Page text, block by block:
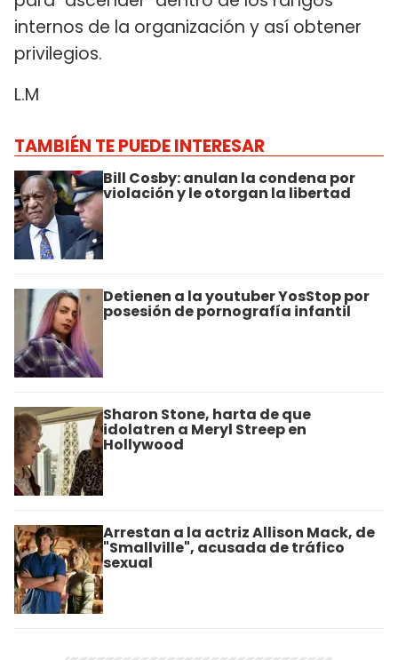
internos de la organización y así obtener
privilegios.
L.M
TAMBIÉN TE PUEDE INTERESAR
Bill Cosby: anulan la condena por
violación y le otorgan la libertad
Detienen a la youtuber YosStop por
posesión de pornografía infantil
Sharon Stone, harta de que
idolatren a Meryl Streep en
Hollywood
Arrestan a la actriz Allison Mack, de
"Smallville", acusada de tráfico
sexual